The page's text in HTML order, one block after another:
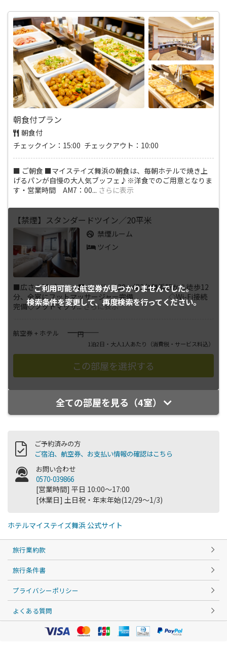
朝食付プラン
朝食付
チェックイン：15:00 チェックアウト：10:00
■ ご朝食 ■マイステイズ舞浜の朝食は、毎朝ホテルで焼き上
げるパンが自慢の大人気ブッフェ♪※洋食でのご用意となりま
す・営業時間 AM7：00... さらに表示
ご利用可能な航空券が見つかりませんでした。
検索条件を変更して、再度検索を行ってください。
【禁煙】スタンダードツイン／20平米
禁煙ルーム
ツイン
■広さ：20㎡ ■ベッド：120㎝幅2台舞浜駅から徒歩12
分、全室にフットマッサージャー完備 ◇Wi-Fi接続
完備◇フットマッサ... さらに表示
航空券 + ホテル ――――円
1泊2日・大人1人あたり （消費税・サービス料込）
全ての部屋を見る（4室）
ご予約済みの方
ご宿泊、航空券、お支払い情報の確認はこちら
お問い合わせ
0570-039866
[営業時間] 平日 10:00～17:00
[休業日] 土日祝・年末年始(12/29～1/3)
ホテルマイステイズ舞浜 公式サイト
旅行業約款
旅行条件書
プライバシーポリシー
よくある質問